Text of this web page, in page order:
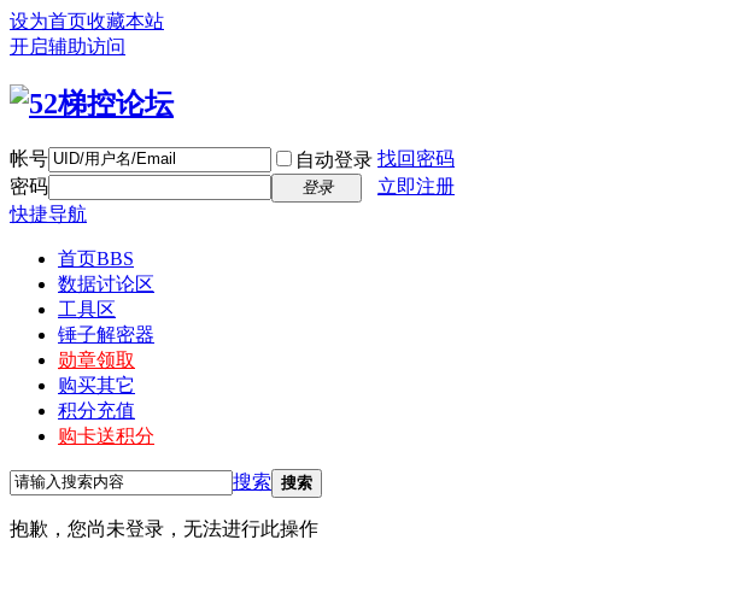
设为首页收藏本站
开启辅助访问
帐号 自动登录 找回密码
密码
登录
立即注册
快捷导航
首页BBS
数据讨论区
工具区
锤子解密器
勋章领取
购买其它
积分充值
购卡送积分
搜索 搜索
抱歉，您尚未登录，无法进行此操作